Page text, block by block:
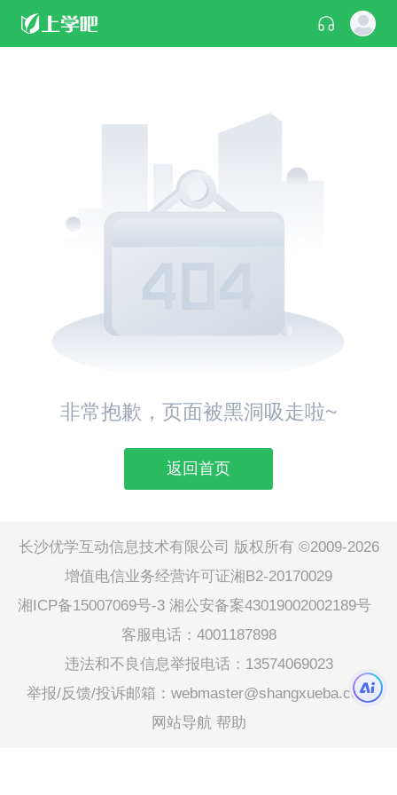
非常抱歉，页面被黑洞吸走啦~
返回首页
长沙优学互动信息技术有限公司 版权所有 ©2009-2026
增值电信业务经营许可证湘B2-20170029
湘ICP备15007069号-3 湘公安备案43019002002189号
客服电话：4001187898
违法和不良信息举报电话：13574069023
举报/反馈/投诉邮箱：webmaster@shangxueba.com
网站导航 帮助